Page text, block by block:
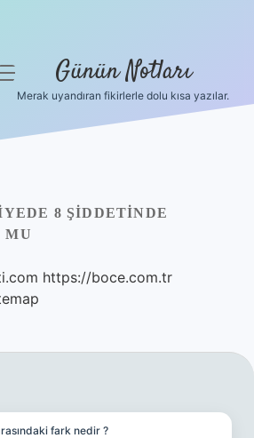
Günün Notları
Merak uyandıran fikirlerle dolu kısa yazılar.
8 ŞIDDETINDE
MU
https://boce.com.tr
fark nedir ?